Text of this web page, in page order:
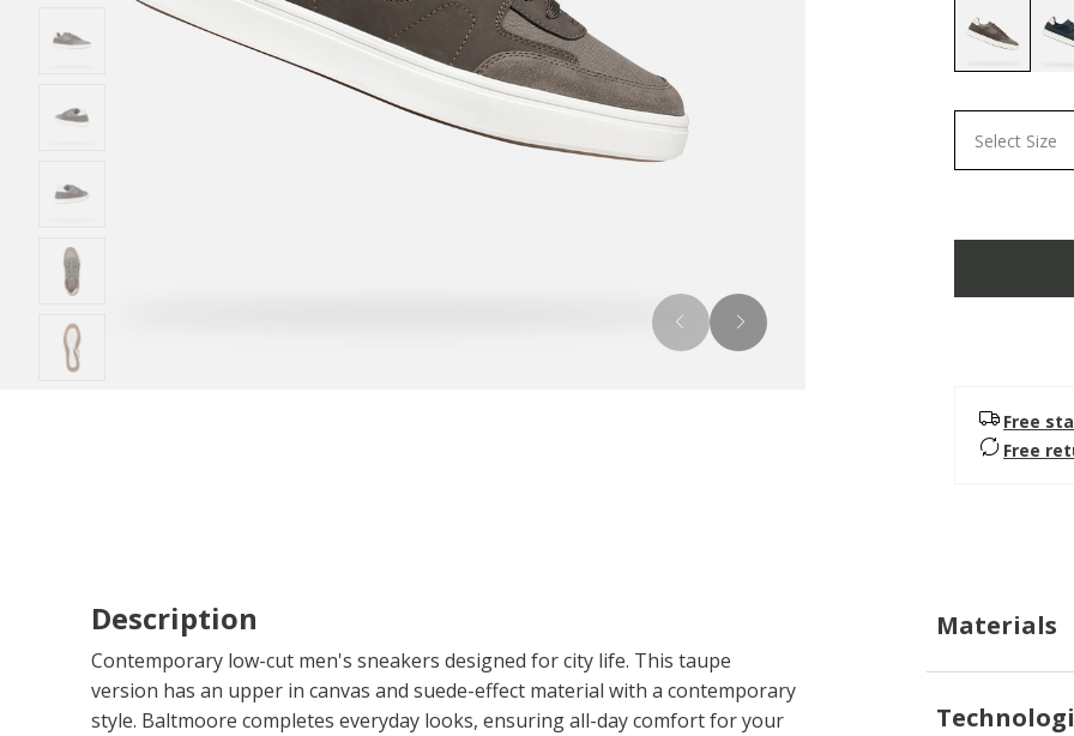
Select Size
Free
Free
Description
Contemporary low-cut men's sneakers designed for city life. This taupe
version has an upper in canvas and suede-effect material with a contemporary
style. Baltmoore completes everyday looks, ensuring all-day comfort for your
Materials